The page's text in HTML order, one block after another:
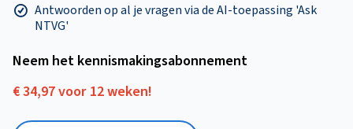
Antwoorden op al je vragen via de AI-toepassing 'Ask
NTVG'
Neem het kennismakings­abonnement
€ 34,97 voor 12 weken!